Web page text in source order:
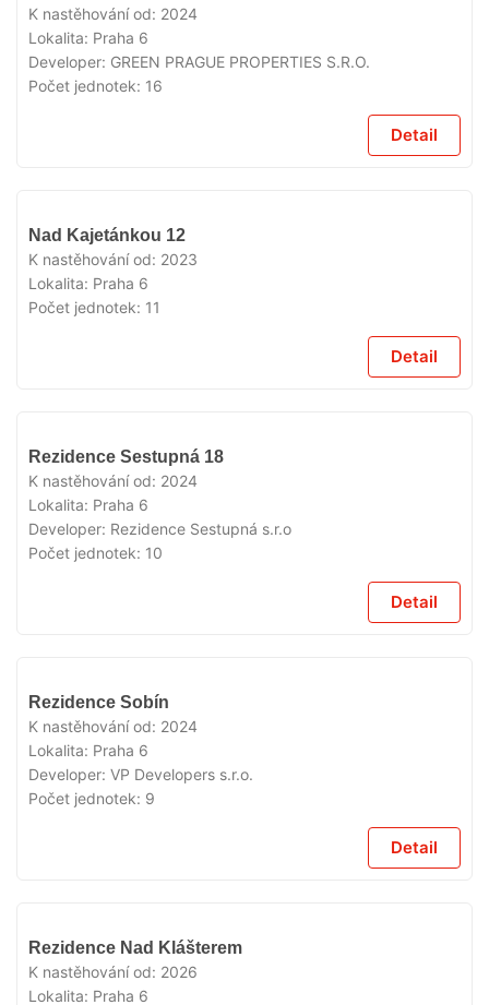
K nastěhování od: 2024
Lokalita: Praha 6
Developer: GREEN PRAGUE PROPERTIES S.R.O.
Počet jednotek: 16
Detail
Nad Kajetánkou 12
K nastěhování od: 2023
Lokalita: Praha 6
Počet jednotek: 11
Detail
Rezidence Sestupná 18
K nastěhování od: 2024
Lokalita: Praha 6
Developer: Rezidence Sestupná s.r.o
Počet jednotek: 10
Detail
Rezidence Sobín
K nastěhování od: 2024
Lokalita: Praha 6
Developer: VP Developers s.r.o.
Počet jednotek: 9
Detail
Rezidence Nad Klášterem
K nastěhování od: 2026
Lokalita: Praha 6